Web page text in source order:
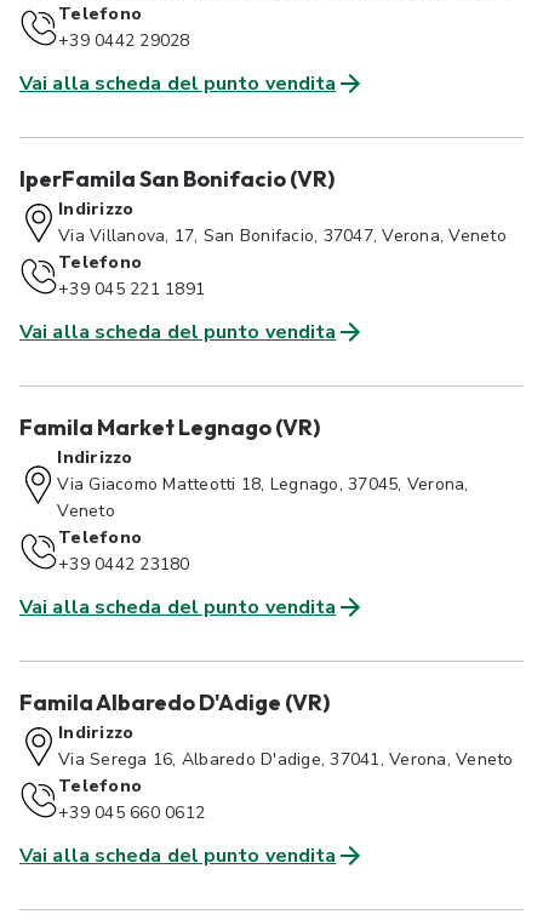
Telefono
+39 0442 29028
Vai alla scheda del punto vendita
IperFamila San Bonifacio (VR)
Indirizzo
Via Villanova, 17, San Bonifacio, 37047, Verona, Veneto
Telefono
+39 045 221 1891
Vai alla scheda del punto vendita
Famila Market Legnago (VR)
Indirizzo
Via Giacomo Matteotti 18, Legnago, 37045, Verona,
Veneto
Telefono
+39 0442 23180
Vai alla scheda del punto vendita
Famila Albaredo D'Adige (VR)
Indirizzo
Via Serega 16, Albaredo D'adige, 37041, Verona, Veneto
Telefono
+39 045 660 0612
Vai alla scheda del punto vendita